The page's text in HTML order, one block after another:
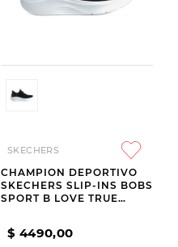
SKECHERS
CHAMPION DEPORTIVO
SKECHERS SLIP-INS BOBS
SPORT B LOVE TRUE
$ 4490,00